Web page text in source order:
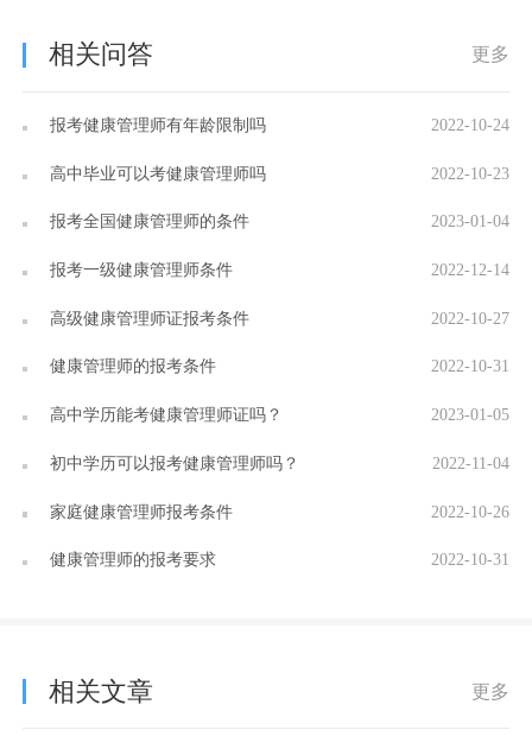
相关问答 更多
报考健康管理师有年龄限制吗 2022-10-24
高中毕业可以考健康管理师吗 2022-10-23
报考全国健康管理师的条件 2023-01-04
报考一级健康管理师条件 2022-12-14
高级健康管理师证报考条件 2022-10-27
健康管理师的报考条件 2022-10-31
高中学历能考健康管理师证吗？ 2023-01-05
初中学历可以报考健康管理师吗？ 2022-11-04
家庭健康管理师报考条件 2022-10-26
健康管理师的报考要求 2022-10-31
相关文章 更多